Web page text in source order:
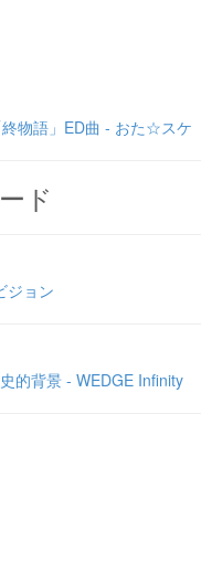
物語」ED曲 - おた☆スケ
ド
ジョン
的背景 - WEDGE Infinity